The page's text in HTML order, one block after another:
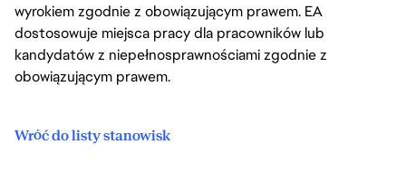
wyrokiem zgodnie z obowiązującym prawem. EA
dostosowuje miejsca pracy dla pracowników lub
kandydatów z niepełnosprawnościami zgodnie z
obowiązującym prawem.
Wróć do listy stanowisk